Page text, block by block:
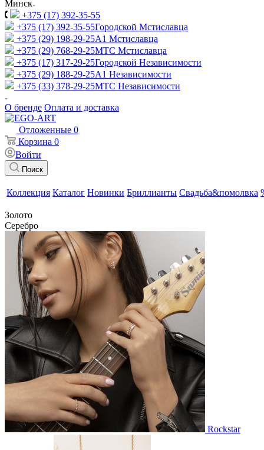
Минск
+375 (17) 392-35-55
+375 (17) 392-35-55Городской Мстиславца
+375 (29) 198-29-25A1 Мстиславца
+375 (29) 768-29-25МТС Мстиславца
+375 (17) 317-29-25Городской Независимости
+375 (29) 188-29-25A1 Независимости
+375 (33) 378-29-25МТС Независимости
О бренде Оплата и доставка
Отложенные 0
Корзина 0
Войти
Поиск
Коллекция Каталог Новинки Бриллианты Свадьба&помолвка
Золото
Серебро
Rockstar